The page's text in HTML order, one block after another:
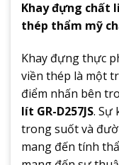
Khay đựng chất
thép thẩm mỹ
Khay đựng thực
viền thép là một
điểm nhấn bên
lít GR-D257JS. Sự
trong suốt và
mang đến tính